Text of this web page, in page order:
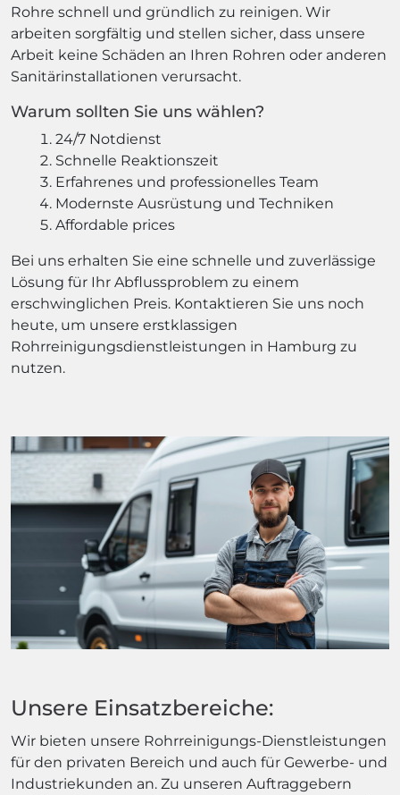
Rohre schnell und gründlich zu reinigen. Wir
arbeiten sorgfältig und stellen sicher, dass unsere
Arbeit keine Schäden an Ihren Rohren oder anderen
Sanitärinstallationen verursacht.
Warum sollten Sie uns wählen?
24/7 Notdienst
Schnelle Reaktionszeit
Erfahrenes und professionelles Team
Modernste Ausrüstung und Techniken
Affordable prices
Bei uns erhalten Sie eine schnelle und zuverlässige
Lösung für Ihr Abflussproblem zu einem
erschwinglichen Preis. Kontaktieren Sie uns noch
heute, um unsere erstklassigen
Rohrreinigungsdienstleistungen in Hamburg zu
nutzen.
Unsere Einsatzbereiche:
Wir bieten unsere Rohrreinigungs-Dienstleistungen
für den privaten Bereich und auch für Gewerbe- und
Industriekunden an. Zu unseren Auftraggebern